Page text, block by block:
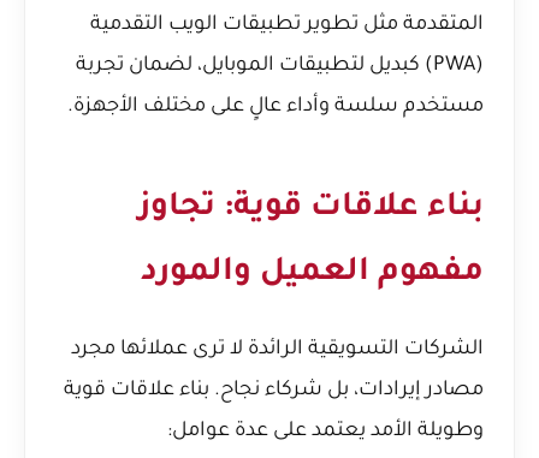
المتقدمة مثل تطوير تطبيقات الويب التقدمية
(PWA) كبديل لتطبيقات الموبايل
، لضمان تجربة
مستخدم سلسة وأداء عالٍ على مختلف الأجهزة.
بناء علاقات قوية: تجاوز
مفهوم العميل والمورد
الشركات التسويقية الرائدة لا ترى عملائها مجرد
مصادر إيرادات، بل شركاء نجاح. بناء علاقات قوية
وطويلة الأمد يعتمد على عدة عوامل: